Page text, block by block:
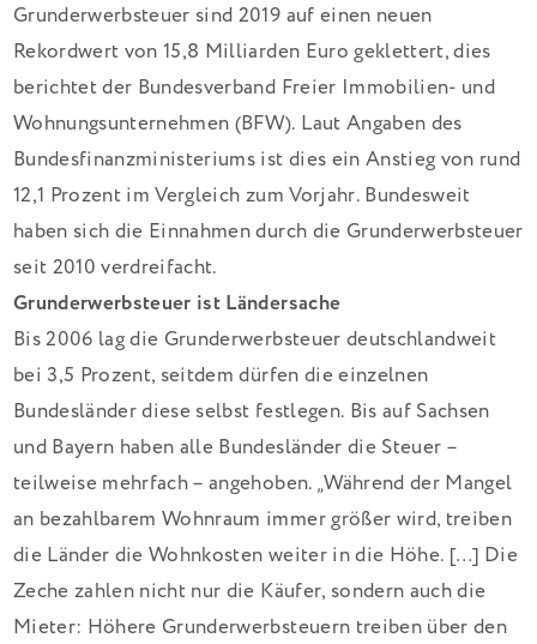
Grunderwerbsteuer sind 2019 auf einen neuen
Rekordwert von 15,8 Milliarden Euro geklettert, dies
berichtet der Bundesverband Freier Immobilien- und
Wohnungsunternehmen (BFW). Laut Angaben des
Bundesfinanzministeriums ist dies ein Anstieg von rund
12,1 Prozent im Vergleich zum Vorjahr. Bundesweit
haben sich die Einnahmen durch die Grunderwerbsteuer
seit 2010 verdreifacht.
Grunderwerbsteuer ist Ländersache
Bis 2006 lag die Grunderwerbsteuer deutschlandweit
bei 3,5 Prozent, seitdem dürfen die einzelnen
Bundesländer diese selbst festlegen. Bis auf Sachsen
und Bayern haben alle Bundesländer die Steuer –
teilweise mehrfach – angehoben. „Während der Mangel
an bezahlbarem Wohnraum immer größer wird, treiben
die Länder die Wohnkosten weiter in die Höhe. […] Die
Zeche zahlen nicht nur die Käufer, sondern auch die
Mieter: Höhere Grunderwerbsteuern treiben über den